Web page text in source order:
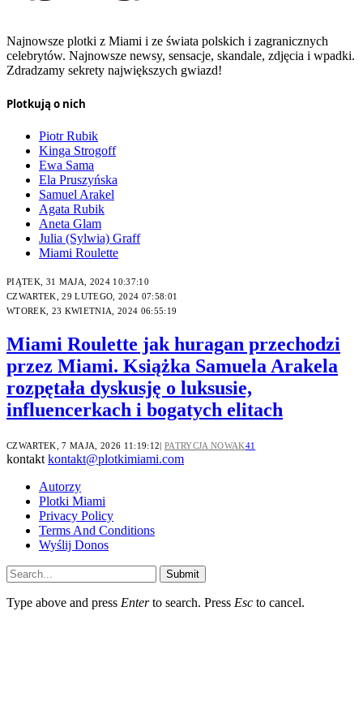
Najnowsze plotki z Miami i ze świata polskich i zagranicznych
celebrytów. Najnowsze newsy, sensacje, skandale, zdjęcia i wpadki.
Zdradzamy sekrety największych gwiazd!
Plotkują o nich
Piotr Rubik
Kinga Strogoff
Ewa Sama
Ela Pruszyńska
Samuel Arakel
Agata Rubik
Aneta Glam
Julia (Sylwia) Graff
Miami Roulette
PIĄTEK, 31 MAJA, 2024 10:37:10
CZWARTEK, 29 LUTEGO, 2024 07:58:01
WTOREK, 23 KWIETNIA, 2024 06:55:19
Miami Roulette jak huragan przechodzi
przez Miami. Książka Samuela Arakela
rozpętała dyskusję o luksusie,
influencerkach i bogatych elitach
CZWARTEK, 7 MAJA, 2026 11:19:12 PATRYCJA NOWAK41
kontakt kontakt@plotkimiami.com
Autorzy
Plotki Miami
Privacy Policy
Terms And Conditions
Wyślij Donos
Submit
Type above and press Enterto search. Press Esc to cancel.